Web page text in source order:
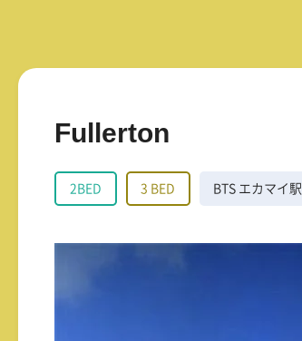
Fullerton
2BED 3 BED BTS エカマイ駅